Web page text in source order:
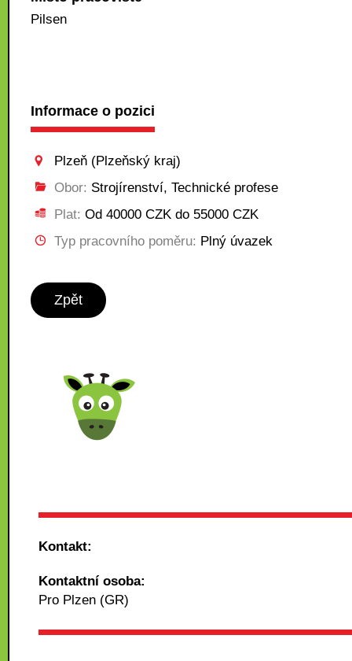
Pilsen
Informace o pozici
Plzeň (Plzeňský kraj)
Obor: Strojírenství, Technické profese
Plat: Od 40000 CZK do 55000 CZK
Typ pracovního poměru: Plný úvazek
Zpět
Kontakt:
Kontaktní osoba:
Pro Plzen (GR)